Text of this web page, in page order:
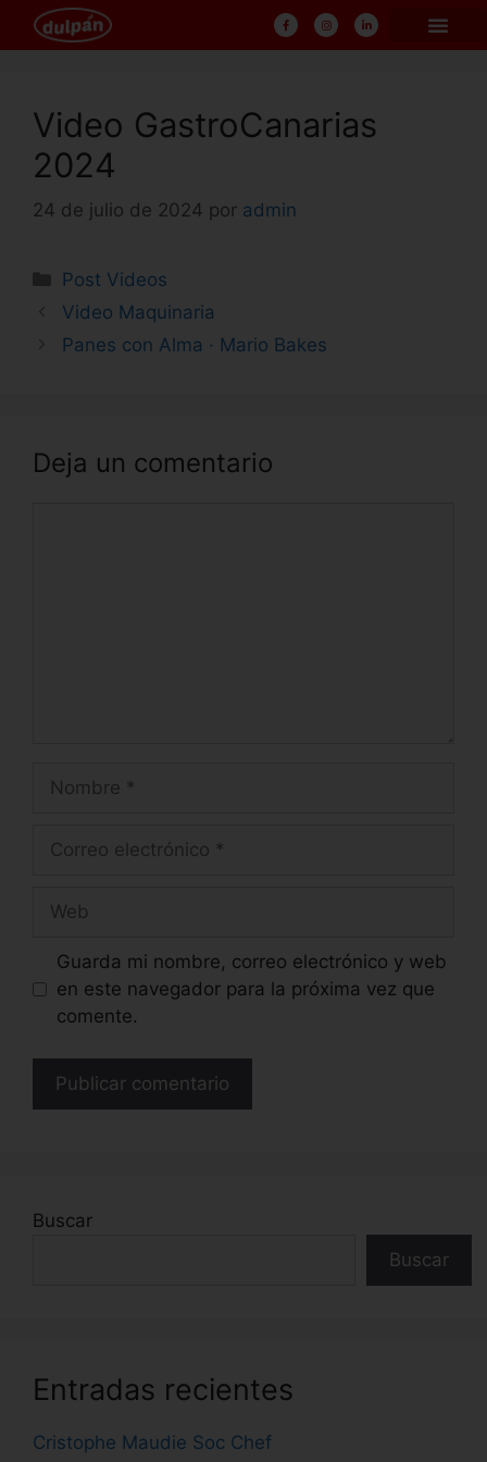
Video GastroCanarias
2024
24 de julio de 2024 por admin
Post Videos
Video Maquinaria
Panes con Alma · Mario Bakes
Deja un comentario
Guarda mi nombre, correo electrónico y web
en este navegador para la próxima vez que
comente.
Buscar
Buscar
Entradas recientes
Cristophe Maudie Soc Chef